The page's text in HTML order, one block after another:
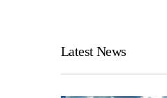
Latest News